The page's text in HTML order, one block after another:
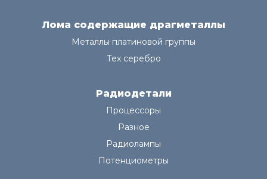
Лома содержащие драгметаллы
Металлы платиновой группы
Тех серебро
Радиодетали
Процессоры
Разное
Радиолампы
Потенциометры